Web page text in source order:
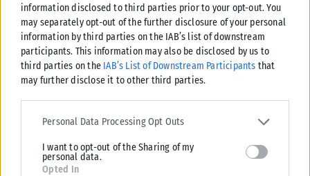
information disclosed to third parties prior to your opt-out. You
may separately opt-out of the further disclosure of your personal
information by third parties on the IAB’s list of downstream
participants. This information may also be disclosed by us to
third parties on the IAB’s List of Downstream Participants that
may further disclose it to other third parties.
Please note that this website/app uses one or more Google
services and may gather and store information including but not
deny consent to Google and its third-party tags to use your data
for below specified purposes in below Google consent section.
Personal Data Processing Opt Outs
I want to opt-out of the Sharing of my
personal data.
Opted In
ΑΝΑΡΤΉΘΗΚΕ ΑΠΌ KARFITSANEWS 03/08/2026